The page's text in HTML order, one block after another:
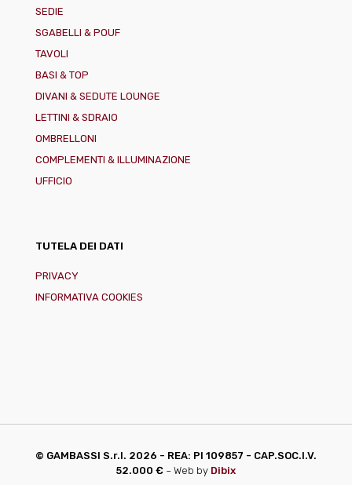
SEDIE
SGABELLI & POUF
TAVOLI
BASI & TOP
DIVANI & SEDUTE LOUNGE
LETTINI & SDRAIO
OMBRELLONI
COMPLEMENTI & ILLUMINAZIONE
UFFICIO
TUTELA DEI DATI
PRIVACY
INFORMATIVA COOKIES
© GAMBASSI S.r.l. 2026 - REA: PI 109857 - CAP.SOC.I.V.
52.000 € ~ Web by Dibix